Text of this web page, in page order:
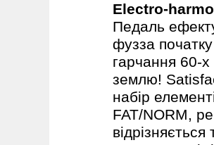
Electro-
Педаль
фузза
гарчання 60-
землю!
набір
FAT/NORM,